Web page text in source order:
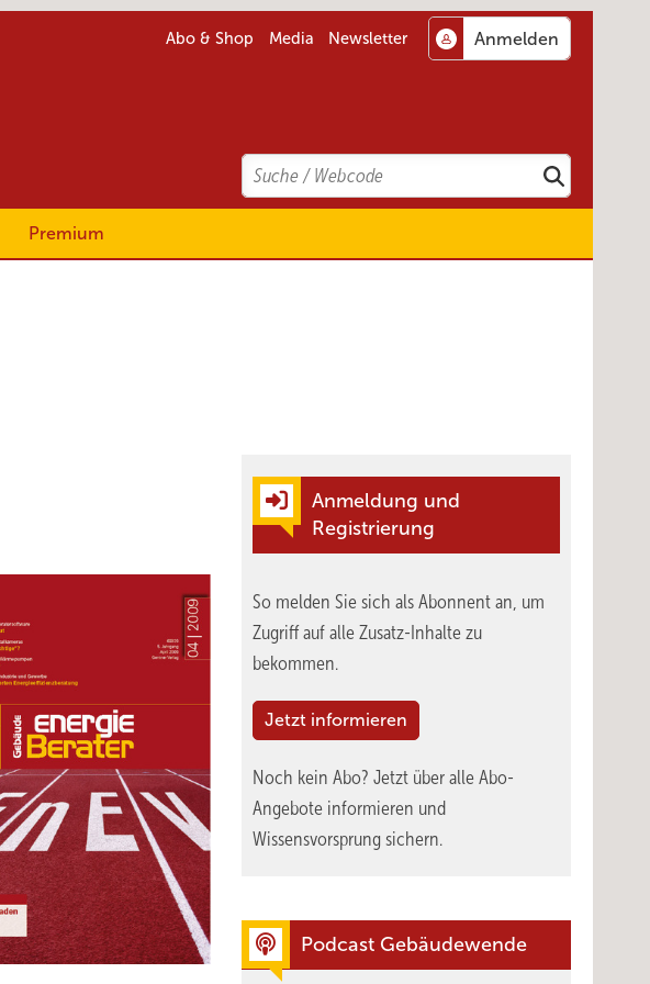
Abo & Shop Media Newsletter
Search
Suchen
Premium
Anmeldung und
Registrierung
So melden Sie sich als Abonnent an, um
Zugriff auf alle Zusatz-Inhalte zu
bekommen.
Jetzt informieren
Noch kein Abo? Jetzt über alle Abo-
Angebote informieren und
Wissensvorsprung sichern.
Podcast Gebäudewende